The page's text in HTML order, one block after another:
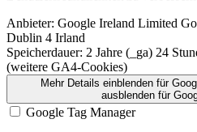
Anbieter: Google Ireland Limited
Dublin 4 Irland
Speicherdauer: 2 Jahre (_ga) 24
(weitere GA4-Cookies)
Mehr Details einblendenfür
ausblendenfür
Google Tag Manager